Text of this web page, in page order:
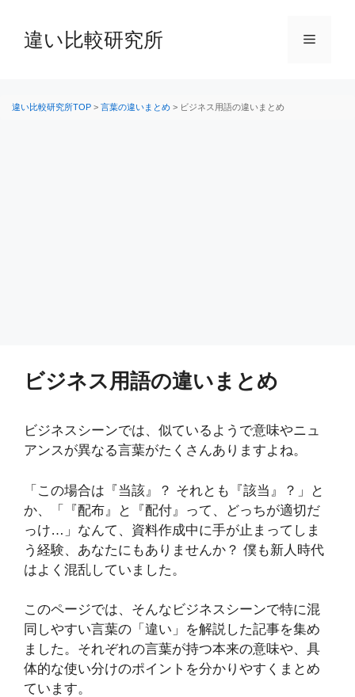
へ
違い比較研究所 メ
違い比較研究所TOP > 言葉の違いまとめ > ビジネス用語の違いまとめ
ビジネス用語の違いまとめ
ビジネスシーンでは、似ているようで意味やニュ
アンスが異なる言葉がたくさんありますよね。
「この場合は『当該』？ それとも『該当』？」と
か、「『配布』と『配付』って、どっちが適切だ
っけ…」なんて、資料作成中に手が止まってしま
う経験、あなたにもありませんか？ 僕も新人時代
はよく混乱していました。
このページでは、そんなビジネスシーンで特に混
同しやすい言葉の「違い」を解説した記事を集め
ました。それぞれの言葉が持つ本来の意味や、具
体的な使い分けのポイントを分かりやすくまとめ
ています。